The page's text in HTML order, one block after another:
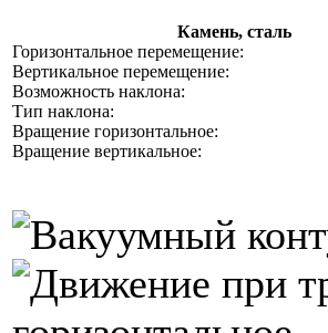
Камень, сталь
Горизонтальное перемещение:
Вертикальное перемещение:
Возможность наклона:
Тип наклона:
Вращение горизонтальное:
Вращение вертикальное: